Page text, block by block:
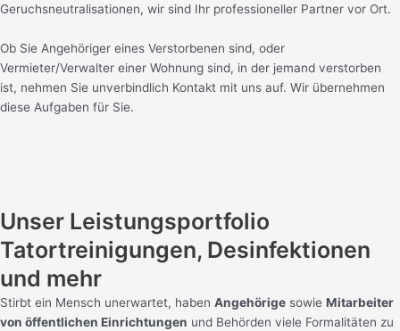
Geruchsneutralisationen, wir sind Ihr professioneller Partner vor Ort.
Ob Sie Angehöriger eines Verstorbenen sind, oder
Vermieter/Verwalter einer Wohnung sind, in der jemand verstorben
ist, nehmen Sie unverbindlich Kontakt mit uns auf. Wir übernehmen
diese Aufgaben für Sie.
Unser Leistungsportfolio
Tatortreinigungen, Desinfektionen
und mehr
Stirbt ein Mensch unerwartet, haben Angehörige sowie Mitarbeiter
von öffentlichen Einrichtungen und Behörden viele Formalitäten zu